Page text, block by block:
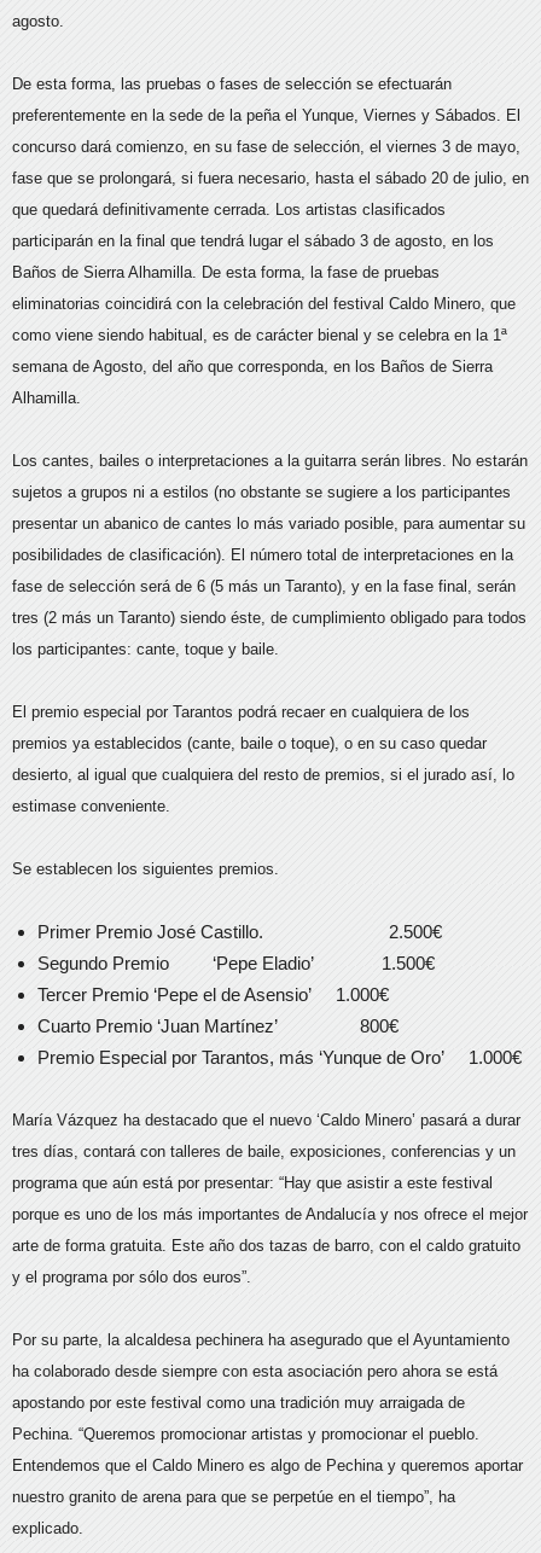
agosto.
De esta forma, las pruebas o fases de selección se efectuarán
preferentemente en la sede de la peña el Yunque, Viernes y Sábados. El
concurso dará comienzo, en su fase de selección, el viernes 3 de mayo,
fase que se prolongará, si fuera necesario, hasta el sábado 20 de julio, en
que quedará definitivamente cerrada. Los artistas clasificados
participarán en la final que tendrá lugar el sábado 3 de agosto, en los
Baños de Sierra Alhamilla. De esta forma, la fase de pruebas
eliminatorias coincidirá con la celebración del festival Caldo Minero, que
como viene siendo habitual, es de carácter bienal y se celebra en la 1ª
semana de Agosto, del año que corresponda, en los Baños de Sierra
Alhamilla.
Los cantes, bailes o interpretaciones a la guitarra serán libres. No estarán
sujetos a grupos ni a estilos (no obstante se sugiere a los participantes
presentar un abanico de cantes lo más variado posible, para aumentar su
posibilidades de clasificación). El número total de interpretaciones en la
fase de selección será de 6 (5 más un Taranto), y en la fase final, serán
tres (2 más un Taranto) siendo éste, de cumplimiento obligado para todos
los participantes: cante, toque y baile.
El premio especial por Tarantos podrá recaer en cualquiera de los
premios ya establecidos (cante, baile o toque), o en su caso quedar
desierto, al igual que cualquiera del resto de premios, si el jurado así, lo
estimase conveniente.
Se establecen los siguientes premios.
Primer Premio José Castillo. 2.500€
Segundo Premio ‘Pepe Eladio’ 1.500€
Tercer Premio ‘Pepe el de Asensio’ 1.000€
Cuarto Premio ‘Juan Martínez’ 800€
Premio Especial por Tarantos, más ‘Yunque de Oro’ 1.000€
María Vázquez ha destacado que el nuevo ‘Caldo Minero’ pasará a durar
tres días, contará con talleres de baile, exposiciones, conferencias y un
programa que aún está por presentar: “Hay que asistir a este festival
porque es uno de los más importantes de Andalucía y nos ofrece el mejor
arte de forma gratuita. Este año dos tazas de barro, con el caldo gratuito
y el programa por sólo dos euros”.
Por su parte, la alcaldesa pechinera ha asegurado que el Ayuntamiento
ha colaborado desde siempre con esta asociación pero ahora se está
apostando por este festival como una tradición muy arraigada de
Pechina. “Queremos promocionar artistas y promocionar el pueblo.
Entendemos que el Caldo Minero es algo de Pechina y queremos aportar
nuestro granito de arena para que se perpetúe en el tiempo”, ha
explicado.